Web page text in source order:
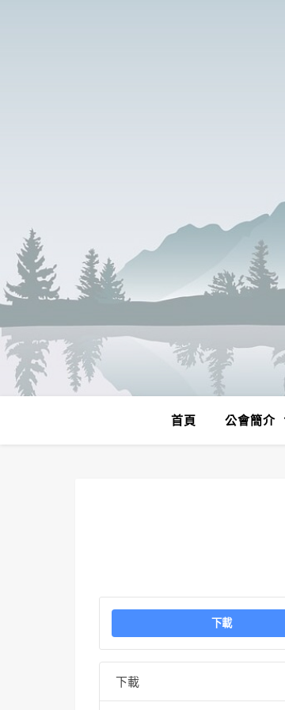
首頁 公會簡介
下載
下載